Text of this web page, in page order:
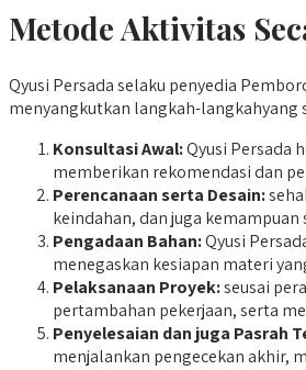
Metode Aktivitas
Qyusi Persada selaku penyedia
menyangkutkan langkah-langkahyang
Konsultasi Awal:Qyusi Persada
memberikan rekomendasi dan
Perencanaan serta Desain:
keindahan, dan juga
Pengadaan Bahan:Qyusi
menegaskan kesiapan materi
Pelaksanaan Proyek:seusai
pertambahan pekerjaan, serta
Penyelesaian dan juga Pasrah
menjalankan pengecekan akhir,